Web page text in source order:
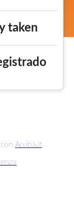
taken
Aruba.it